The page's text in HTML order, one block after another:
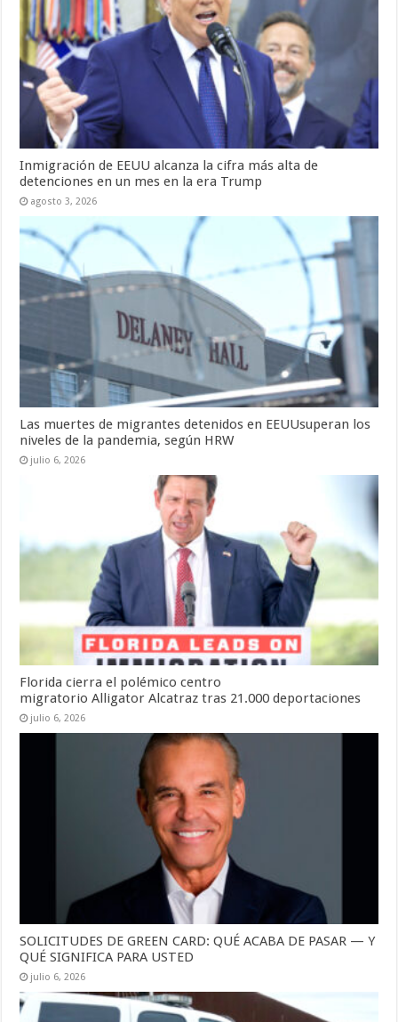
Inmigración de EEUU alcanza la cifra más alta de
detenciones en un mes en la era Trump
agosto 3, 2026
Las muertes de migrantes detenidos en EEUUsuperan los
niveles de la pandemia, según HRW
julio 6, 2026
Florida cierra el polémico centro
migratorio Alligator Alcatraz tras 21.000 deportaciones
julio 6, 2026
SOLICITUDES DE GREEN CARD: QUÉ ACABA DE PASAR — Y
QUÉ SIGNIFICA PARA USTED
julio 6, 2026